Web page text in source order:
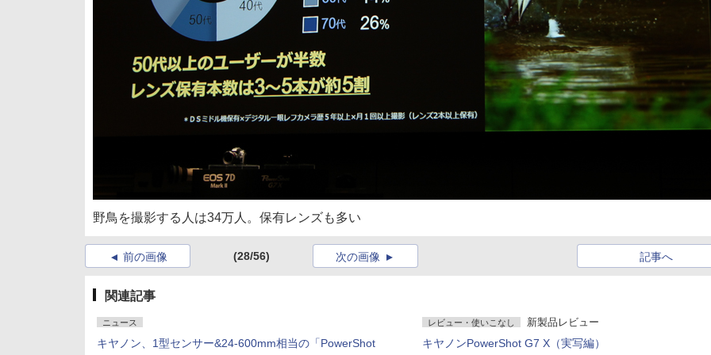
野鳥を撮影する人は34万人。保有レンズも多い
前の画像 (28/56) 記事へ
次の画像
関連記事
ニュース
キヤノン、1型センサー&24-600mm相当の「PowerShot
レビュー・使いこなし 新製品レビュー
キヤノンPowerShot G7 X（実写編）